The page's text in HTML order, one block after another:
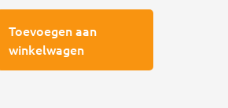
Toevoegen aan
winkelwagen